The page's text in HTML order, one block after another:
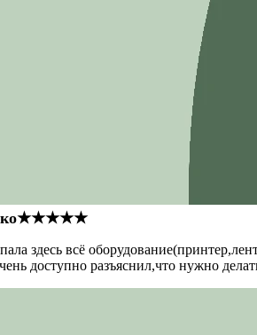
★★★★★
здесь всё
доступно разъяснил,что нужно